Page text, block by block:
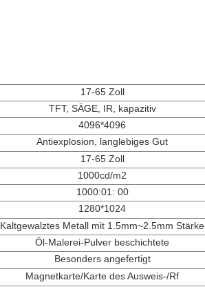
17-65 Zoll
TFT, SÄGE, IR, kapazitiv
4096*4096
Antiexplosion, langlebiges Gut
17-65 Zoll
1000cd/m2
1000:01: 00
1280*1024
Kaltgewalztes Metall mit 1.5mm~2.5mm Stärke
Öl-Malerei-Pulver beschichtete
Besonders angefertigt
Magnetkarte/Karte des Ausweis-/Rf